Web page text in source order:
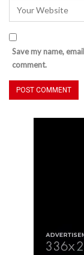
Save my name,
comment.